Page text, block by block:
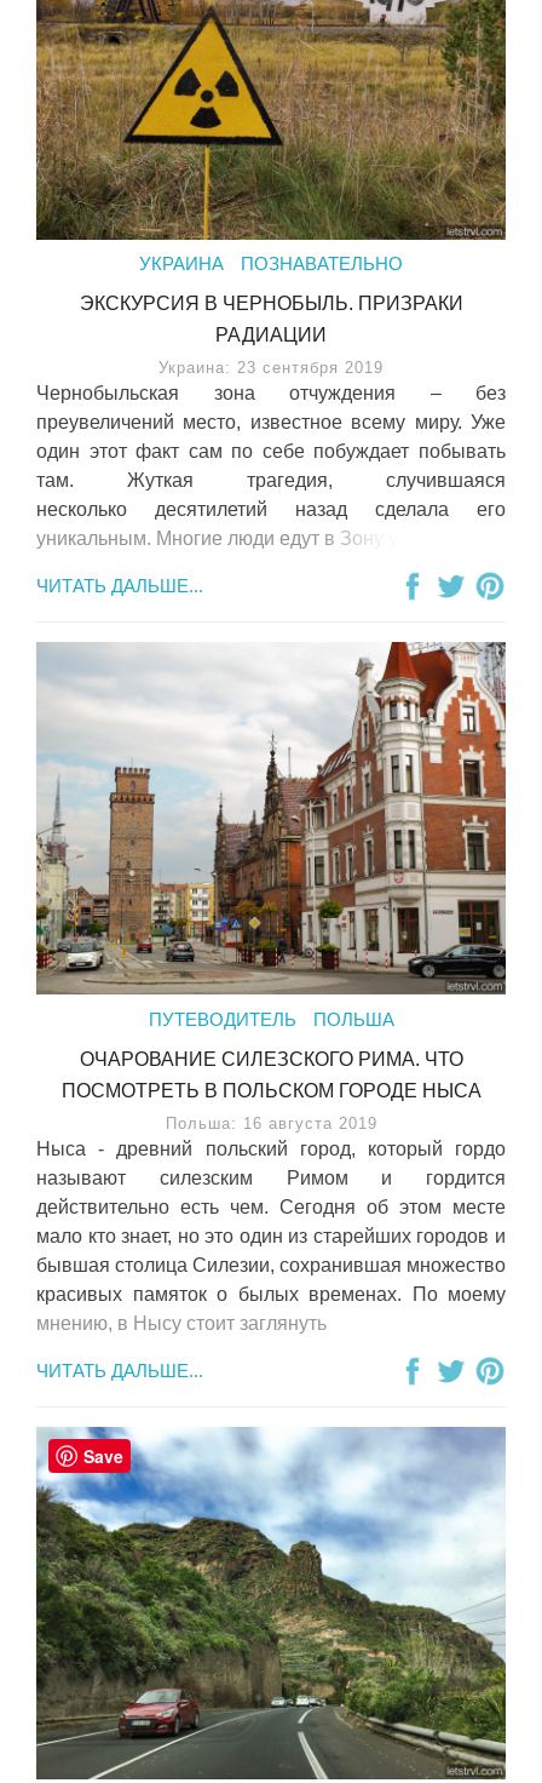
УКРАИНА
ПОЗНАВАТЕЛЬНО
ЭКСКУРСИЯ В ЧЕРНОБЫЛЬ. ПРИЗРАКИ
РАДИАЦИИ
Украина: 23 сентября 2019
Чернобыльская зона отчуждения – без
преувеличений место, известное всему миру. Уже
один этот факт сам по себе побуждает побывать
там. Жуткая трагедия, случившаяся
несколько десятилетий назад сделала его
уникальным. Многие люди едут в Зону увидеть
ЧИТАТЬ ДАЛЬШЕ...
ПУТЕВОДИТЕЛЬ
ПОЛЬША
ОЧАРОВАНИЕ СИЛЕЗСКОГО РИМА. ЧТО
ПОСМОТРЕТЬ В ПОЛЬСКОМ ГОРОДЕ НЫСА
Польша: 16 августа 2019
Ныса - древний польский город, который гордо
называют силезским Римом и гордится
действительно есть чем. Сегодня об этом месте
мало кто знает, но это один из старейших городов и
бывшая столица Силезии, сохранившая множество
красивых памяток о былых временах. По моему
мнению, в Нысу стоит заглянуть
ЧИТАТЬ ДАЛЬШЕ...
Save